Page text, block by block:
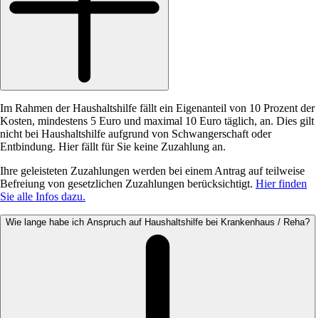
Im Rahmen der Haushaltshilfe fällt ein Eigenanteil von 10 Prozent der
Kosten, mindestens 5 Euro und maximal 10 Euro täglich, an. Dies gilt
nicht bei Haushaltshilfe aufgrund von Schwangerschaft oder
Entbindung. Hier fällt für Sie keine Zuzahlung an.
Ihre geleisteten Zuzahlungen werden bei einem Antrag auf teilweise
Befreiung von gesetzlichen Zuzahlungen berücksichtigt. Hier finden
Sie alle Infos dazu.
Wie lange habe ich Anspruch auf Haushaltshilfe bei Krankenhaus / Reha?